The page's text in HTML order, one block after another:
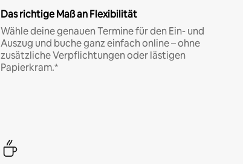
Das richtige Maß an Flexibilität
Wähle deine genauen Termine für den Ein- und
Auszug und buche ganz einfach online – ohne
zusätzliche Verpflichtungen oder lästigen
Papierkram.*